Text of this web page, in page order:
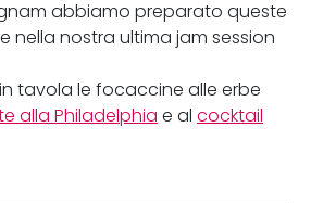
abbiamo preparato queste
nella nostra ultima jam session
tavola le focaccine alle erbe
alla Philadelphia e al cocktail